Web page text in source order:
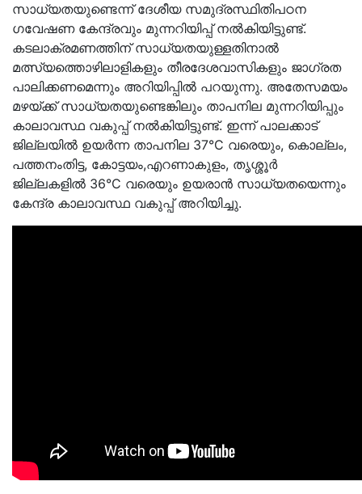
സാധ്യതയുണ്ടെന്ന് ദേശീയ സമുദ്രസ്ഥിതിപഠന
ഗവേഷണ കേന്ദ്രവും മുന്നറിയിപ്പ് നൽകിയിട്ടുണ്ട്.
കടലാക്രമണത്തിന് സാധ്യതയുള്ളതിനാൽ
മത്സ്യത്തൊഴിലാളികളും തീരദേശവാസികളും ജാഗ്രത
പാലിക്കണമെന്നും അറിയിപ്പിൽ പറയുന്നു. അതേസമയം
മഴയ്ക്ക് സാധ്യതയുണ്ടെങ്കിലും താപനില മുന്നറിയിപ്പും
കാലാവസ്ഥ വകുപ്പ് നൽകിയിട്ടുണ്ട്. ഇന്ന് പാലക്കാട്
ജില്ലയിൽ ഉയർന്ന താപനില 37°C വരെയും, കൊല്ലം,
പത്തനംതിട്ട, കോട്ടയം,എറണാകുളം, തൃശ്ശൂർ
ജില്ലകളിൽ 36°C വരെയും ഉയരാൻ സാധ്യതയെന്നും
കേന്ദ്ര കാലാവസ്ഥ വകുപ്പ് അറിയിച്ചു.